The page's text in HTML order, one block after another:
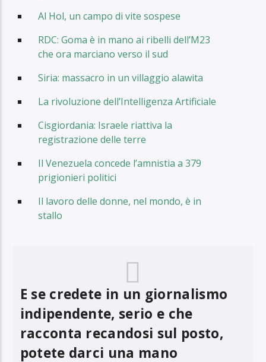
Al Hol, un campo di vite sospese
RDC: Goma è in mano ai ribelli dell’M23
che ora marciano verso il sud
Siria: massacro in un villaggio alawita
La rivoluzione dell’Intelligenza Artificiale
Cisgiordania: Israele riattiva la
registrazione delle terre
Il Venezuela concede l’amnistia a 379
prigionieri politici
Il lavoro delle donne, nel mondo, è in
stallo
E se credete in un giornalismo
indipendente, serio e che
racconta recandosi sul posto,
potete darci una mano